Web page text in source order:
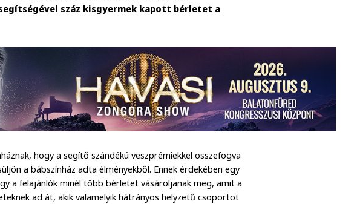
száz kisgyermek kapott bérletet a
hogy a segítő szándékú veszprémiekkel összefogva
a bábszínház adta élményekből. Ennek érdekében egy
a felajánlók minél több bérletet vásároljanak meg, amit a
ad át, akik valamelyik hátrányos helyzetű csoportot